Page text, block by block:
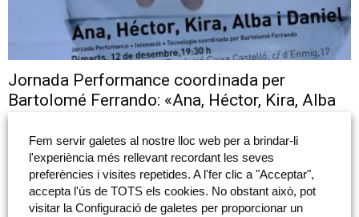
Jornada Performance coordinada per
Bartolomé Ferrando: «Ana, Héctor, Kira, Alba
Cicle “Art, Innovació i Tecnologia” Jornada Performance coordinada
per Bartolomé Ferrando: "Ana, Héctor, Kira, Alba i Daniel" Sala San
Miguel, dimarts, 12 de desembre, 19:30 hores Activitat organitzada...
Fem servir galetes al nostre lloc web per a brindar-li
l'experiència més rellevant recordant les seves
preferències i visites repetides. A l'fer clic a "Acceptar",
accepta l'ús de TOTS els cookies. No obstant això, pot
visitar la Configuració de galetes per proporcionar un